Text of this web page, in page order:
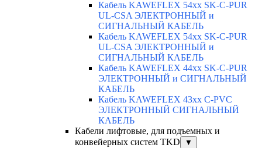
Кабель KAWEFLEX 54xx SK-C-PUR
UL-CSA ЭЛЕКТРОННЫЙ и
СИГНАЛЬНЫЙ КАБЕЛЬ
Кабель KAWEFLEX 54xx SK-C-PUR
UL-CSA ЭЛЕКТРОННЫЙ и
СИГНАЛЬНЫЙ КАБЕЛЬ
Кабель KAWEFLEX 44xx SK-C-PUR
ЭЛЕКТРОННЫЙ и СИГНАЛЬНЫЙ
КАБЕЛЬ
Кабель KAWEFLEX 43xx C-PVC
ЭЛЕКТРОННЫЙ СИГНАЛЬНЫЙ
КАБЕЛЬ
Кабели лифтовые, для подъемных и
конвейерных систем TKD
▼